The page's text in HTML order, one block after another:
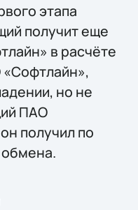
этапа
получит еще
в расчёте
но не
ПАО
получил по
обмена.